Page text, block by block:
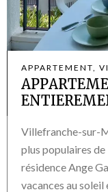
APPARTEMENT,
Villefranche-sur-
plus populaires
résidence Ange
vacances au